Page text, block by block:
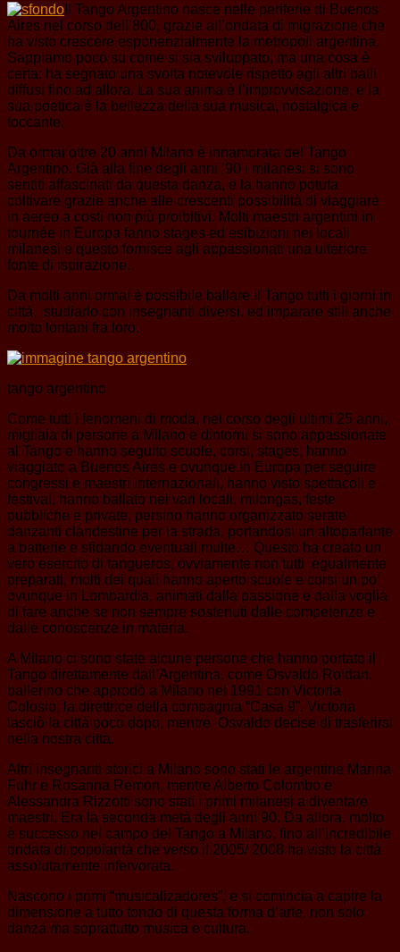
Il Tango Argentino nasce nelle periferie di Buenos
Aires nel corso dell’800, grazie all’ondata di migrazione che
ha visto crescere esponenzialmente la metropoli argentina.
Sappiamo poco su come si sia sviluppato, ma una cosa è
certa: ha segnato una svolta notevole rispetto agli altri balli
diffusi fino ad allora. La sua anima è l’improvvisazione, e la
sua poetica è la bellezza della sua musica, nostalgica e
toccante.
Da ormai oltre 20 anni Milano è innamorata del Tango
Argentino. Già alla fine degli anni ’90 i milanesi si sono
sentiti affascinati da questa danza, e la hanno potuta
coltivare grazie anche alle crescenti possibilità di viaggiare
in aereo a costi non più proibitivi. Molti maestri argentini in
tournée in Europa fanno stages ed esibizioni nei locali
milanesi e questo fornisce agli appassionati una ulteriore
fonte di ispirazione.
Da molti anni ormai è possibile ballare il Tango tutti i giorni in
città, studiarlo con insegnanti diversi, ed imparare stili anche
molto lontani fra loro.
tango argentino
Come tutti i fenomeni di moda, nel corso degli ultimi 25 anni,
migliaia di persone a Milano e dintorni si sono appassionate
al Tango e hanno seguito scuole, corsi, stages, hanno
viaggiato a Buenos Aires e ovunque in Europa per seguire
congressi e maestri internazionali, hanno visto spettacoli e
festival, hanno ballato nei vari locali, milongas, feste
pubbliche e private, persino hanno organizzato serate
danzanti clandestine per la strada, portandosi un altoparlante
a batterie e sfidando eventuali multe… Questo ha creato un
vero esercito di tangueros, ovviamente non tutti egualmente
preparati, molti dei quali hanno aperto scuole e corsi un po’
ovunque in Lombardia, animati dalla passione e dalla voglia
di fare anche se non sempre sostenuti dalle competenze e
dalle conoscenze in materia.
A Milano ci sono state alcune persone che hanno portato il
Tango direttamente dall’Argentina, come Osvaldo Roldan,
ballerino che approdò a Milano nel 1991 con Victoria
Colosio, la direttrice della compagnia “Casa 9”. Victoria
lasciò la città poco dopo, mentre Osvaldo decise di trasferirsi
nella nostra città.
Altri insegnanti storici a Milano sono stati le argentine Marina
Fuhr e Rosanna Remon, mentre Alberto Colombo e
Alessandra Rizzotti sono stati i primi milanesi a diventare
maestri. Era la seconda metà degli anni 90. Da allora, molto
è successo nel campo del Tango a Milano, fino all’incredibile
ondata di popolarità che verso il 2005/ 2008 ha visto la città
assolutamente infervorata.
Nascono i primi “musicalizadores”, e si comincia a capire la
dimensione a tutto tondo di questa forma d’arte, non solo
danza ma soprattutto musica e cultura.